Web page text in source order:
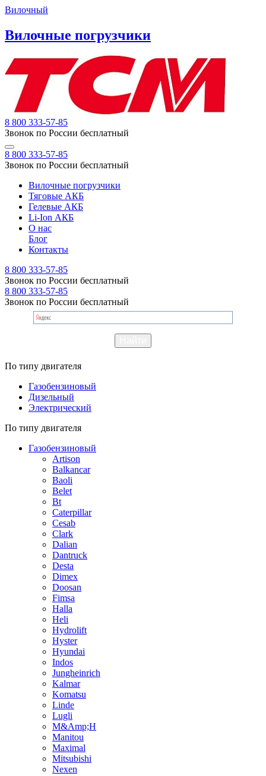
Вилочный
Вилочные погрузчики
8 800 333-57-85
Звонок по России бесплатный
8 800 333-57-85
Звонок по России бесплатный
Вилочные погрузчики
Тяговые АКБ
Гелевые АКБ
Li-Ion АКБ
О нас
Блог
Контакты
8 800 333-57-85
Звонок по России бесплатный
8 800 333-57-85
Звонок по России бесплатный
По типу двигателя
Газобензиновый
Дизельный
Электрический
По типу двигателя
Газобензиновый
Artison
Balkancar
Baoli
Belet
Bt
Caterpillar
Cesab
Clark
Dalian
Dantruck
Desta
Dimex
Doosan
Fimsa
Halla
Heli
Hydrolift
Hyster
Hyundai
Indos
Jungheinrich
Kalmar
Komatsu
Linde
Lugli
M&Amp;H
Manitou
Maximal
Mitsubishi
Nexen